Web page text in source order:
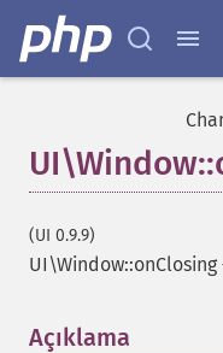
(UI 0.9.9)
UI\Window::onClosing
Açıklama